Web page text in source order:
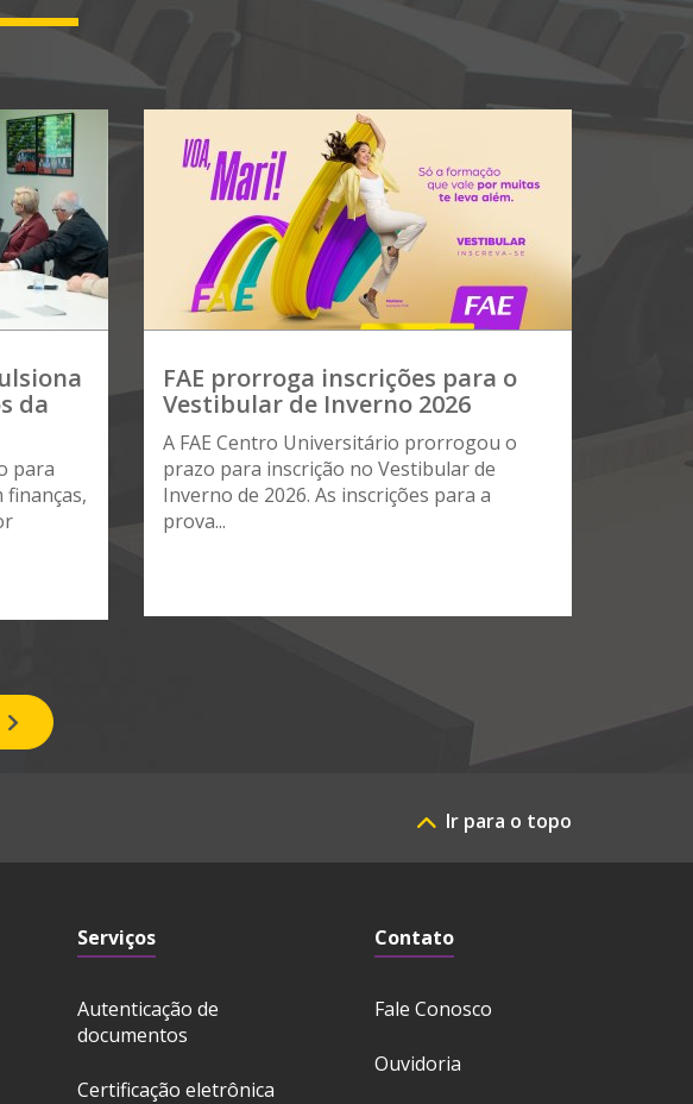
da
para
FAE prorroga inscrições para o
Vestibular de Inverno 2026
A FAE Centro Universitário prorrogou o
prazo para inscrição no Vestibular de
Inverno de 2026. As inscrições para a
prova...
Ir para o topo
Serviços
Autenticação de
documentos
Certificação eletrônica
Contato
Fale Conosco
Ouvidoria